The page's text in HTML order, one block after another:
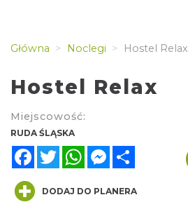
Główna Noclegi Hostel Relax
Hostel Relax
Miejscowość:
RUDA ŚLĄSKA
FacebookTwitterWhatsAppMessenger
DODAJ DO PLANERA